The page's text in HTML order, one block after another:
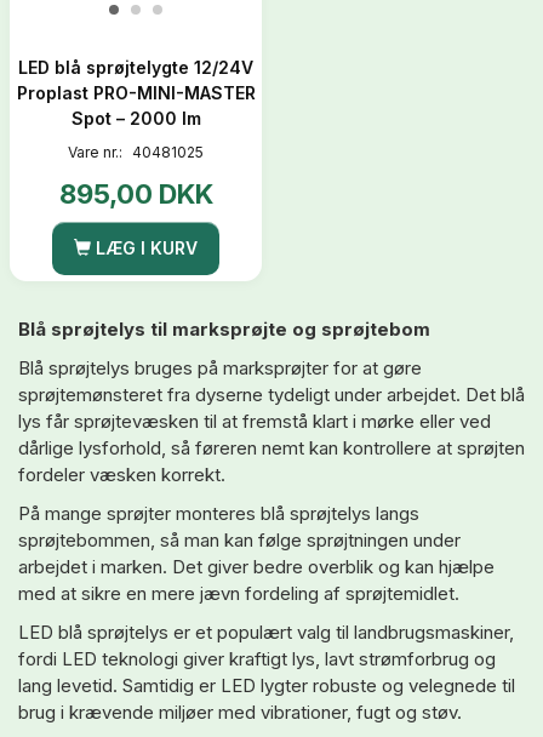
LED blå sprøjtelygte 12/24V
Proplast PRO-MINI-MASTER
Spot – 2000 lm
Vare nr.: 40481025
895,00 DKK
LÆG I KURV
Blå sprøjtelys til marksprøjte og sprøjtebom
Blå sprøjtelys bruges på marksprøjter for at gøre
sprøjtemønsteret fra dyserne tydeligt under arbejdet. Det blå
lys får sprøjtevæsken til at fremstå klart i mørke eller ved
dårlige lysforhold, så føreren nemt kan kontrollere at sprøjten
fordeler væsken korrekt.
På mange sprøjter monteres blå sprøjtelys langs
sprøjtebommen, så man kan følge sprøjtningen under
arbejdet i marken. Det giver bedre overblik og kan hjælpe
med at sikre en mere jævn fordeling af sprøjtemidlet.
LED blå sprøjtelys er et populært valg til landbrugsmaskiner,
fordi LED teknologi giver kraftigt lys, lavt strømforbrug og
lang levetid. Samtidig er LED lygter robuste og velegnede til
brug i krævende miljøer med vibrationer, fugt og støv.